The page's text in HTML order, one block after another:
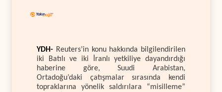
YDH- Reuters’in konu hakkında bilgilendirilen
iki Batılı ve iki İranlı yetkiliye dayandırdığı
haberine göre, Suudi Arabistan,
Ortadoğu’daki çatışmalar sırasında kendi
topraklarına yönelik saldırılara “misilleme”